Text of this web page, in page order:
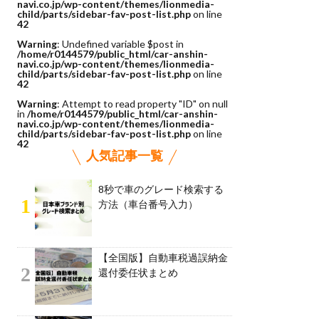
navi.co.jp/wp-content/themes/lionmedia-
child/parts/sidebar-fav-post-list.phpon line
42
Warning: Undefined variable $post in
/home/r0144579/public_html/car-anshin-
navi.co.jp/wp-content/themes/lionmedia-
child/parts/sidebar-fav-post-list.phpon line
42
Warning: Attempt to read property "ID" on null
in /home/r0144579/public_html/car-anshin-
navi.co.jp/wp-content/themes/lionmedia-
child/parts/sidebar-fav-post-list.phpon line
42
人気記事一覧
1
8秒で車のグレード検索する
方法（車台番号入力）
2
【全国版】自動車税過誤納金
還付委任状まとめ